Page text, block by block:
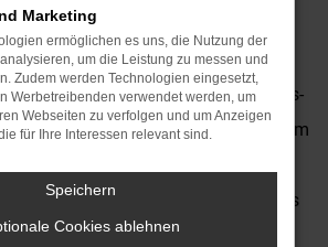
Forester Neuwagen bietet,
Ausgaben nahezu aller
Vor allem hinsichtlich des Preis-
punktet dieses Fahrzeug wie kaum
Autohaus Kronenberger sind seit
Markt und blicken auf eine mehr als
in Leverkusen und Umgebung
Marketing
ermöglichen es uns, die Nutzung der
um die Leistung zu messen und
Zudem werden Technologien eingesetzt,
Werbetreibenden verwendet werden, um
Webseiten zu verfolgen und um Anzeigen
für Ihre Interessen relevant sind.
Speichern
Cookies ablehnen